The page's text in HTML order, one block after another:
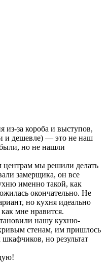
из-за короба и выступов,
и дешевле) — это не наш
но не нашли
центрам мы решили делать
замерщика, он все
именно такой, как
окончательно. Не
но кухня идеально
мне нравится.
нашу кухню-
стенам, им пришлось
но результат